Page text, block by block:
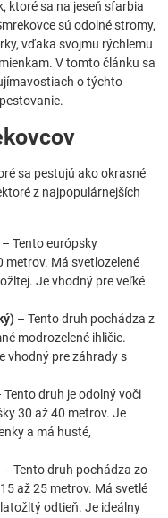
ktoré sa na jeseň sfarbia
sú odolné stromy,
vďaka svojmu rýchlemu
V tomto článku sa
o týchto
sa pestujú ako okrasné
z najpopulárnejších
– Tento európsky
metrov. Má svetlozelené
Je vhodný pre veľké
– Tento druh pochádza z
modrozelené ihličie.
vhodný pre záhrady s
Tento druh je odolný voči
30 až 40 metrov. Je
a má husté,
– Tento druh pochádza zo
až 25 metrov. Má svetlé
odtieň. Je ideálny